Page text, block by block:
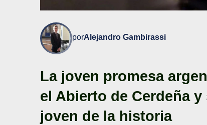
porAlejandro Gambirassi
La joven promesa
el Abierto de Cerdeña
joven de la historia